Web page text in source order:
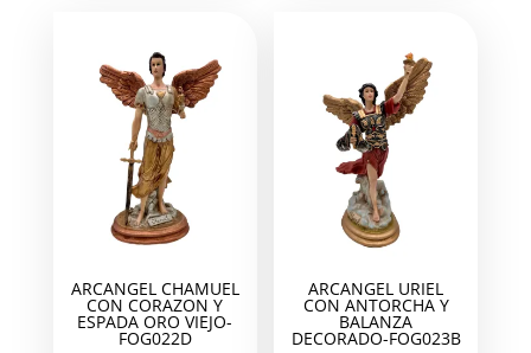
ARCANGEL CHAMUEL
CON CORAZON Y
ESPADA ORO VIEJO-
FOG022D
ARCANGEL URIEL
CON ANTORCHA Y
BALANZA
DECORADO-FOG023B